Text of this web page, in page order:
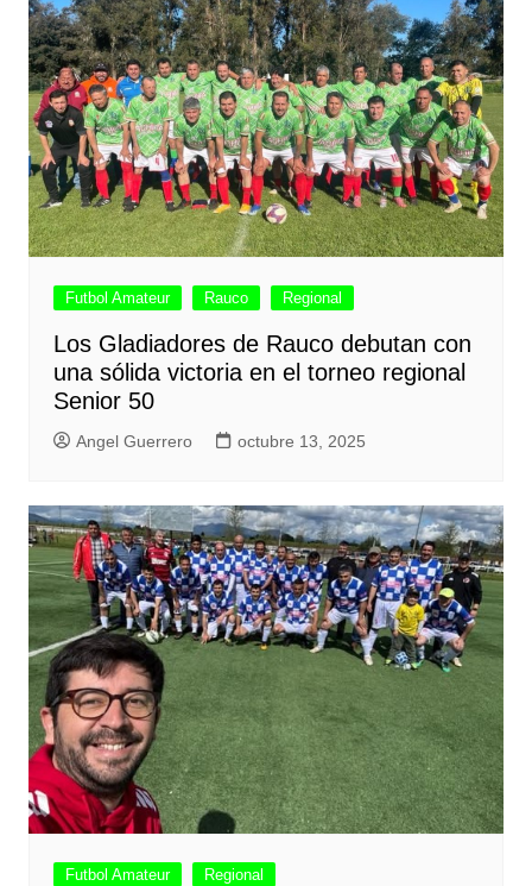
Futbol Amateur Rauco Regional
Los Gladiadores de Rauco debutan con
una sólida victoria en el torneo regional
Senior 50
Angel Guerrero octubre 13, 2025
Futbol Amateur Regional